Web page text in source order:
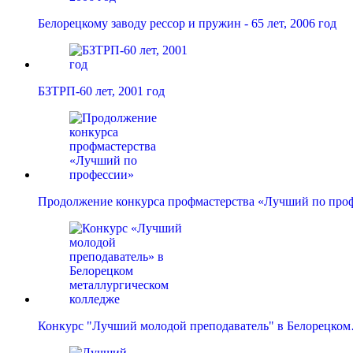
Белорецкому заводу рессор и пружин - 65 лет, 2006 год
БЗТРП-60 лет, 2001 год
Продолжение конкурса профмастерства «Лучший по
Конкурс "Лучший молодой преподаватель" в